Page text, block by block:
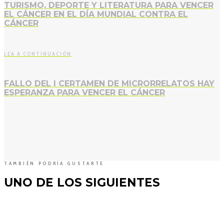
TURISMO, DEPORTE Y LITERATURA PARA VENCER
EL CÁNCER EN EL DÍA MUNDIAL CONTRA EL
CÁNCER
LEA A CONTINUACIÓN
FALLO DEL I CERTAMEN DE MICRORRELATOS HAY
ESPERANZA PARA VENCER EL CÁNCER
TAMBIÉN PODRÍA GUSTARTE
UNO DE LOS SIGUIENTES